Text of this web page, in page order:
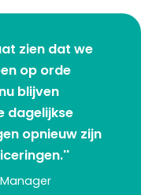
zien dat we
op orde
blijven
dagelijkse
opnieuw zijn